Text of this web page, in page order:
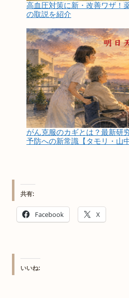
高血圧対策に新・改善ワザ！
の取説を紹介
がん克服のカギとは？最新研
予防への新常識【タモリ・山
共有:
Facebook X
いいね: